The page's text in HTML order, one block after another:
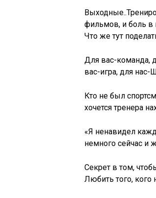
фильмов, и боль в
Что же тут
Для вас-команда,
вас-игра, для
Кто не был
хочется тренера
«Я ненавидел
немного сейчас и
Секрет в том,
Любить того, кого